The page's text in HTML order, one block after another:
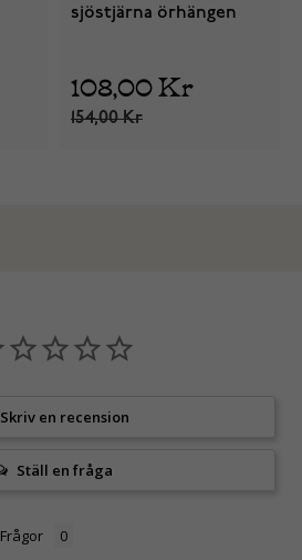
sjöstjärna örhängen
108,00 Kr
154,00 Kr
Skriv en recension
Ställ en fråga
Frågor